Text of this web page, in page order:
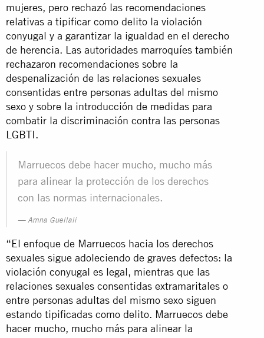
mujeres, pero rechazó las recomendaciones
relativas a tipificar como delito la violación
conyugal y a garantizar la igualdad en el derecho
de herencia. Las autoridades marroquíes también
rechazaron recomendaciones sobre la
despenalización de las relaciones sexuales
consentidas entre personas adultas del mismo
sexo y sobre la introducción de medidas para
combatir la discriminación contra las personas
LGBTI.
Marruecos debe hacer mucho, mucho más
para alinear la protección de los derechos
con las normas internacionales.
Amna Guellali
“El enfoque de Marruecos hacia los derechos
sexuales sigue adoleciendo de graves defectos: la
violación conyugal es legal, mientras que las
relaciones sexuales consentidas extramaritales o
entre personas adultas del mismo sexo siguen
estando tipificadas como delito. Marruecos debe
hacer mucho, mucho más para alinear la